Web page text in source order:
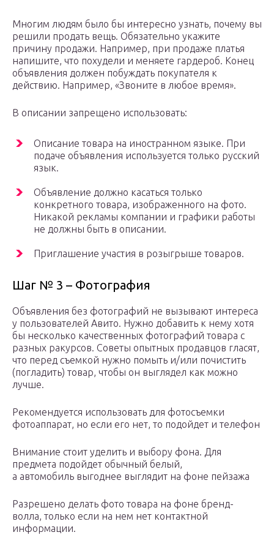
Многим людям было бы интересно узнать, почему вы
решили продать вещь. Обязательно укажите
причину продажи. Например, при продаже платья
напишите, что похудели и меняете гардероб. Конец
объявления должен побуждать покупателя к
действию. Например, «Звоните в любое время».
В описании запрещено использовать:
Описание товара на иностранном языке. При
подаче объявления используется только русский
язык.
Объявление должно касаться только
конкретного товара, изображенного на фото.
Никакой рекламы компании и графики работы
не должны быть в описании.
Приглашение участия в розыгрыше товаров.
Шаг № 3 – Фотография
Объявления без фотографий не вызывают интереса
у пользователей Авито. Нужно добавить к нему хотя
бы несколько качественных фотографий товара с
разных ракурсов. Советы опытных продавцов гласят,
что перед съемкой нужно помыть и/или почистить
(погладить) товар, чтобы он выглядел как можно
лучше.
Рекомендуется использовать для фотосъемки
фотоаппарат, но если его нет, то подойдет и телефон
Внимание стоит уделить и выбору фона. Для
предмета подойдет обычный белый,
а автомобиль выгоднее выглядит на фоне пейзажа
Разрешено делать фото товара на фоне бренд-
волла, только если на нем нет контактной
информации.